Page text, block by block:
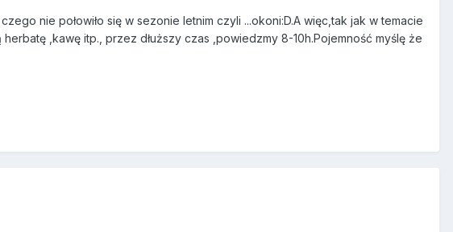
nie połowiło się w sezonie letnim czyli ...okoni:D.A więc,tak jak w temacie
,kawę itp., przez dłuższy czas ,powiedzmy 8-10h.Pojemność myślę że